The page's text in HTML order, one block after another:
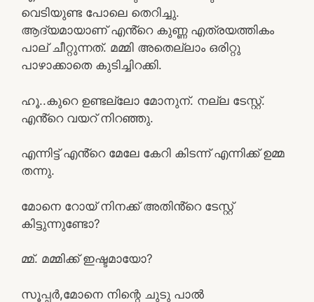
വെടിയുണ്ട പോലെ തെറിച്ചു.
ആദ്യമായാണ് എൻ്റെ കുണ്ണ എത്രയത്തികം
പാല് ചീറ്റുന്നത്. മമ്മി അതെല്ലാം ഒരിറ്റു
പാഴാക്കാതെ കുടിച്ചിറക്കി.
ഹൂ..കുറെ ഉണ്ടല്ലോ മോനുന്. നല്ല ടേസ്റ്റ്.
എൻ്റെ വയറ് നിറഞ്ഞു.
എന്നിട്ട് എൻ്റെ മേലേ കേറി കിടന്ന് എന്നിക്ക് ഉമ്മ
തന്നു.
മോനെ റോയ് നിനക്ക് അതിൻ്റെ ടേസ്റ്റ്
കിട്ടുന്നുണ്ടോ?
മ്മ്. മമ്മിക്ക് ഇഷ്ടമായോ?
സൂപ്പർ,മോനെ നിന്റെ ചുടു പാൽ